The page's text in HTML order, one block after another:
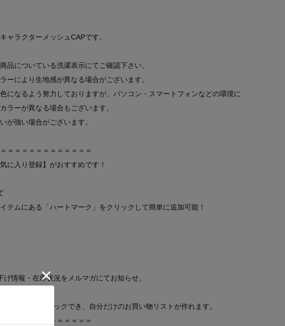
ャラクターメッシュCAPです。
品についている洗濯表示にてご確認下さい。
ーにより生地感が異なる場合がございます。
になるよう努力しておりますが、パソコン・スマートフォンなどの環境に
ラーが異なる場合もございます。
が強い場合がございます。
＝＝＝＝＝＝＝＝＝＝＝＝
に入り登録】がおすすめです！
テムにある「ハートマーク」をクリックして簡単に追加可能！
げ情報・在庫状況をメルマガにてお知らせ。
り一覧をチェックでき、自分だけのお買い物リストが作れます。
＝＝＝＝＝＝＝＝＝＝＝＝